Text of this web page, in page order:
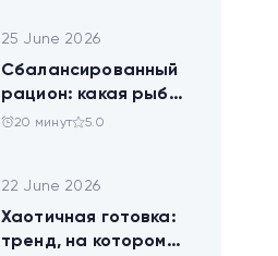
25 June 2026
Сбалансированный
рацион: какая рыба
самая полезная
20 минут 5.0
22 June 2026
Хаотичная готовка:
тренд, на котором